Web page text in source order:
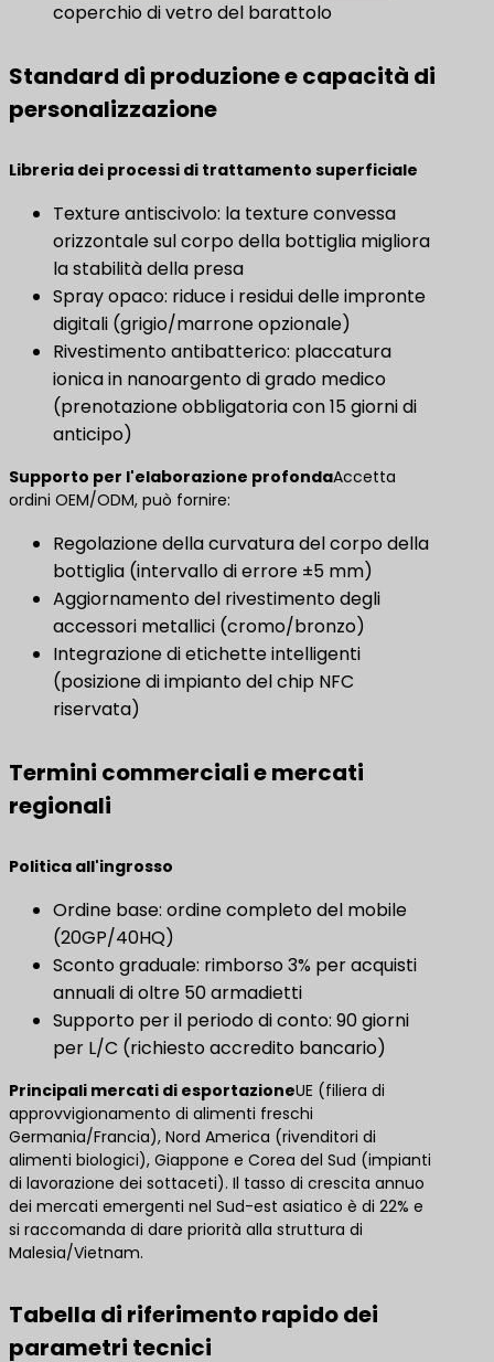
coperchio di vetro del barattolo
Standard di produzione e capacità di
personalizzazione
Libreria dei processi di trattamento superficiale
Texture antiscivolo: la texture convessa
orizzontale sul corpo della bottiglia migliora
la stabilità della presa
Spray opaco: riduce i residui delle impronte
digitali (grigio/marrone opzionale)
Rivestimento antibatterico: placcatura
ionica in nanoargento di grado medico
(prenotazione obbligatoria con 15 giorni di
anticipo)
Supporto per l'elaborazione profondaAccetta
ordini OEM/ODM, può fornire:
Regolazione della curvatura del corpo della
bottiglia (intervallo di errore ±5 mm)
Aggiornamento del rivestimento degli
accessori metallici (cromo/bronzo)
Integrazione di etichette intelligenti
(posizione di impianto del chip NFC
riservata)
Termini commerciali e mercati
regionali
Politica all'ingrosso
Ordine base: ordine completo del mobile
(20GP/40HQ)
Sconto graduale: rimborso 3% per acquisti
annuali di oltre 50 armadietti
Supporto per il periodo di conto: 90 giorni
per L/C (richiesto accredito bancario)
Principali mercati di esportazioneUE (filiera di
approvvigionamento di alimenti freschi
Germania/Francia), Nord America (rivenditori di
alimenti biologici), Giappone e Corea del Sud (impianti
di lavorazione dei sottaceti). Il tasso di crescita annuo
dei mercati emergenti nel Sud-est asiatico è di 22% e
si raccomanda di dare priorità alla struttura di
Malesia/Vietnam.
Tabella di riferimento rapido dei
parametri tecnici